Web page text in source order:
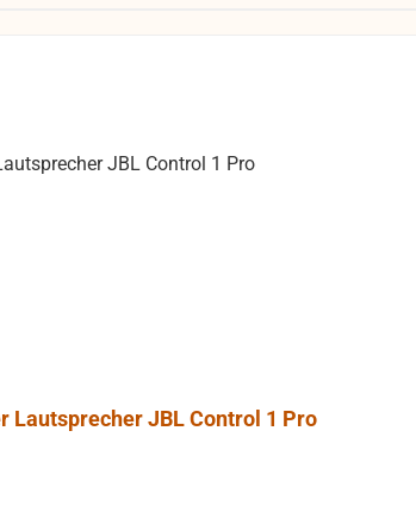
Lautsprecher JBL Control 1 Pro